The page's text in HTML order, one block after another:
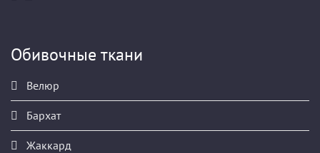
Обивочные ткани
Велюр
Бархат
Жаккард